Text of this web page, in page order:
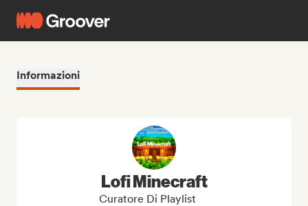
Informazioni
Lofi Minecraft
Curatore Di Playlist